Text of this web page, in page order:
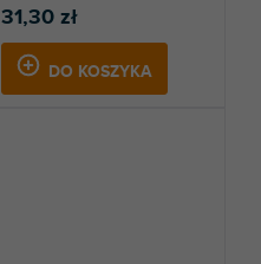
31,30 zł
DO KOSZYKA